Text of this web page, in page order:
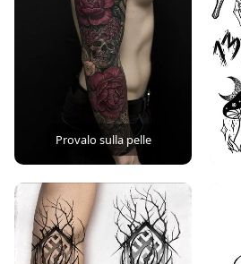
Provalo sulla pelle